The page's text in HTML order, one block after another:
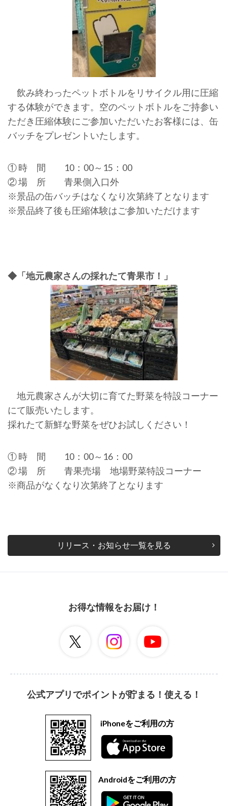
飲み終わったペットボトルをリサイクル用に圧縮
する体験ができます。空のペットボトルをご持参い
ただき圧縮体験にご参加いただいたお客様には、缶
バッチをプレゼントいたします。
① 時 間 10：00～15：00
② 場 所 青果側入口外
※景品の缶バッチはなくなり次第終了となります
※景品終了後も圧縮体験はご参加いただけます
◆「地元農家さんの採れたて青果市！」
地元農家さんが大切に育てた野菜を特設コーナー
にて販売いたします。
採れたて新鮮な野菜をぜひお試しください！
① 時 間 10：00～16：00
② 場 所 青果売場 地場野菜特設コーナー
※商品がなくなり次第終了となります
リリース・お知らせ一覧を見る
お得な情報をお届け！
公式アプリでポイントが貯まる！使える！
iPhoneをご利用の方
Androidをご利用の方